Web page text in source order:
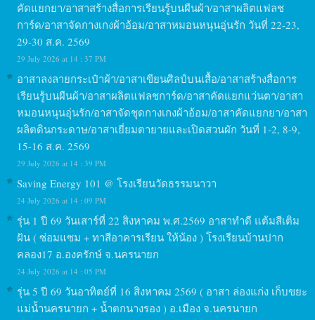
คัดแยกยา/อาสาสร้างสื่อการเรียนรู้บนผืนผ้า/อาสาผลิตแฟลช
การ์ด/อาสาจัดกางเกงผ้าอ้อม/อาสาหมอนหนุนอุ่นรัก วันที่ 22-23,
29-30 ส.ค. 2569
29 July 2026 at 14 : 37 PM
อาสาลงลายกระเป๋าผ้า/อาสาเขียนศิลป์บนเสื้อ/อาสาสร้างสื่อการ
เรียนรู้บนผืนผ้า/อาสาผลิตแฟลชการ์ด/อาสาคัดแยกแว่นตา/อาสา
หมอนหนุนอุ่นรัก/อาสาจัดชุดกางเกงผ้าอ้อม/อาสาคัดแยกยา/อาสา
ผลิตดินกระดาษ/อาสาเยี่ยมตายายและเปิดสวนผัก วันที่ 1-2, 8-9,
15-16 ส.ค. 2569
29 July 2026 at 14 : 39 PM
Saving Energy 101 @ โรงเรียนวัดธรรมนาวา
24 July 2026 at 14 : 09 PM
รุ่น 1 ปี 69 วันเสาร์ที่ 22 สิงหาคม พ.ศ.2569 อาสาทำดี แต้มสีเติม
ฝัน ( ซ่อมแซม + ทาสีอาคารเรียน ให้น้อง ) โรงเรียนบ้านปาก
คลอง17 อ.องครักษ์ จ.นครนายก
24 July 2026 at 14 : 05 PM
รุ่น 5 ปี 69 วันอาทิตย์ที่ 16 สิงหาคม 2569 ( อาสา ล่องแก่ง เก็บขยะ
แม่น้ำนครนายก + น้ำตกนางรอง ) อ.เมือง จ.นครนายก